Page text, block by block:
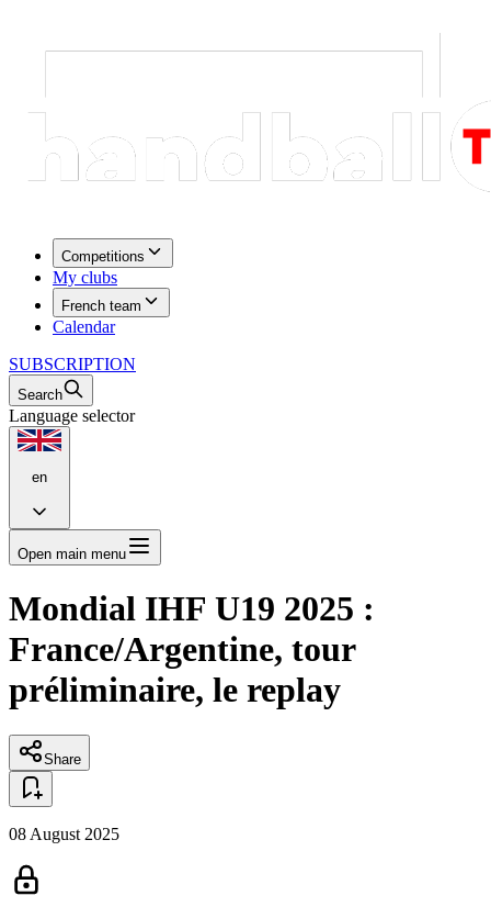
Competitions
My clubs
French team
Calendar
SUBSCRIPTION
Search
Language selector
en
Open main menu
Mondial IHF U19 2025 :
France/Argentine, tour
préliminaire, le replay
Share
08 August 2025